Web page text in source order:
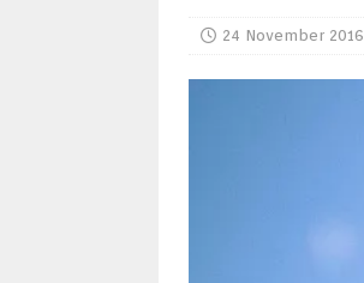
24 November 2016